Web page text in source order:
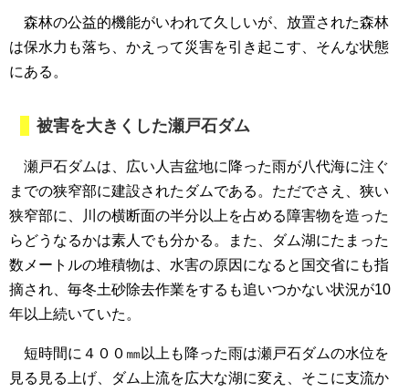
森林の公益的機能がいわれて久しいが、放置された森林
は保水力も落ち、かえって災害を引き起こす、そんな状態
にある。
被害を大きくした瀬戸石ダム
瀬戸石ダムは、広い人吉盆地に降った雨が八代海に注ぐ
までの狭窄部に建設されたダムである。ただでさえ、狭い
狭窄部に、川の横断面の半分以上を占める障害物を造った
らどうなるかは素人でも分かる。また、ダム湖にたまった
数メートルの堆積物は、水害の原因になると国交省にも指
摘され、毎冬土砂除去作業をするも追いつかない状況が10
年以上続いていた。
短時間に４００㎜以上も降った雨は瀬戸石ダムの水位を
見る見る上げ、ダム上流を広大な湖に変え、そこに支流か